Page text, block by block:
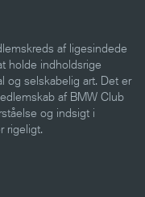
af ligesindede
holde indholdsrige
og selskabelig art. Det er
af BMW Club
og indsigt i
rigeligt.